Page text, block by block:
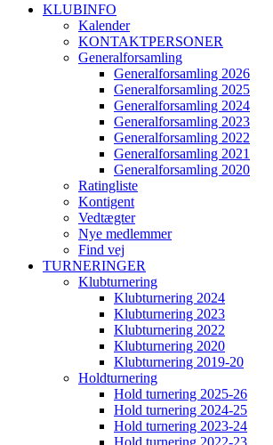
KLUBINFO
Kalender
KONTAKTPERSONER
Generalforsamling
Generalforsamling 2026
Generalforsamling 2025
Generalforsamling 2024
Generalforsamling 2023
Generalforsamling 2022
Generalforsamling 2021
Generalforsamling 2020
Ratingliste
Kontigent
Vedtægter
Nye medlemmer
Find vej
TURNERINGER
Klubturnering
Klubturnering 2024
Klubturnering 2023
Klubturnering 2022
Klubturnering 2020
Klubturnering 2019-20
Holdturnering
Hold turnering 2025-26
Hold turnering 2024-25
Hold turnering 2023-24
Hold turnering 2022-23